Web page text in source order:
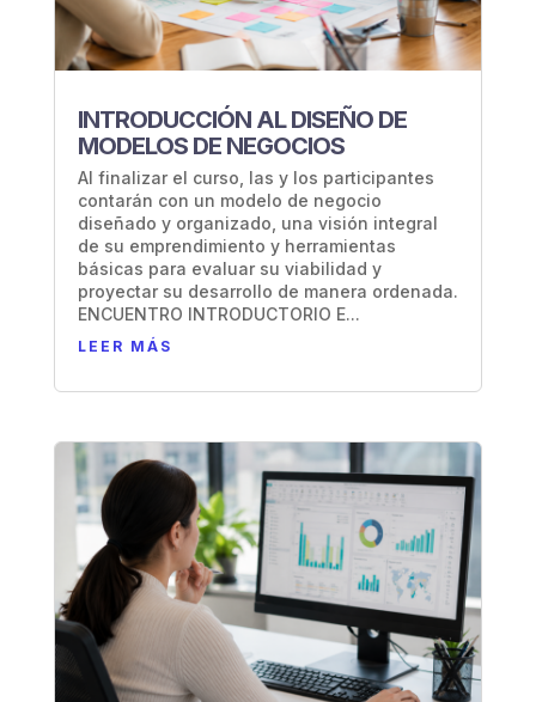
INTRODUCCIÓN AL DISEÑO DE
MODELOS DE NEGOCIOS
Al finalizar el curso, las y los participantes
contarán con un modelo de negocio
diseñado y organizado, una visión integral
de su emprendimiento y herramientas
básicas para evaluar su viabilidad y
proyectar su desarrollo de manera ordenada.
ENCUENTRO INTRODUCTORIO E...
LEER MÁS